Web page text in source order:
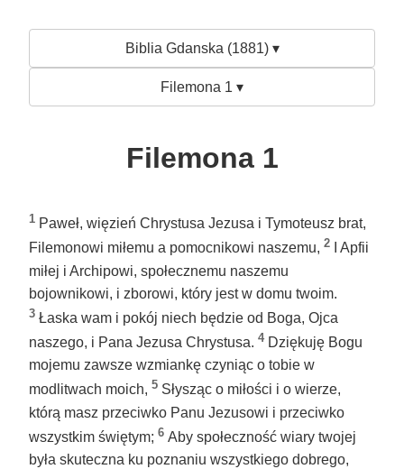
Biblia Gdanska (1881) ▾
Filemona 1 ▾
Filemona 1
1 Paweł, więzień Chrystusa Jezusa i Tymoteusz brat,
Filemonowi miłemu a pomocnikowi naszemu, 2
I Apfii
miłej i Archipowi, społecznemu naszemu
bojownikowi, i zborowi, który jest w domu twoim.
3 Łaska wam i pokój niech będzie od Boga, Ojca
naszego, i Pana Jezusa Chrystusa. 4 Dziękuję Bogu
mojemu zawsze wzmiankę czyniąc o tobie w
modlitwach moich, 5 Słysząc o miłości i o wierze,
którą masz przeciwko Panu Jezusowi i przeciwko
wszystkim świętym; 6 Aby społeczność wiary twojej
była skuteczna ku poznaniu wszystkiego dobrego,